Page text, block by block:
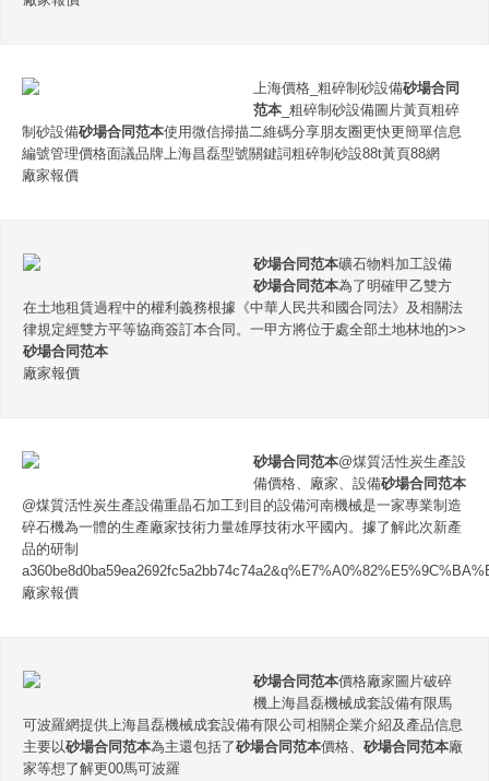
上海價格_粗碎制砂設備砂場合同
范本 _粗碎制砂設備圖片黃頁粗碎
制砂設備砂場合同范本使用微信掃描二維碼分享朋友圈更快更簡單信息
編號管理價格面議品牌上海昌磊型號關鍵詞粗碎制砂設88t黃頁88網
廠家報價
砂場合同范本礦石物料加工設備
砂場合同范本為了明確甲乙雙方
在土地租賃過程中的權利義務根據《中華人民共和國合同法》及相關法
律規定經雙方平等協商簽訂本合同。一甲方將位于處全部土地林地的>>
砂場合同范本
廠家報價
砂場合同范本@煤質活性炭生產設
備價格、廠家、設備砂場合同范本
@煤質活性炭生產設備重晶石加工到目的設備河南機械是一家專業制造
碎石機為一體的生產廠家技術力量雄厚技術水平國內。據了解此次新產
品的研制
廠家報價
砂場合同范本價格廠家圖片破碎
機上海昌磊機械成套設備有限馬
可波羅網提供上海昌磊機械成套設備有限公司相關企業介紹及產品信息
主要以砂場合同范本為主還包括了砂場合同范本價格、 砂場合同范本廠
家等想了解更00馬可波羅